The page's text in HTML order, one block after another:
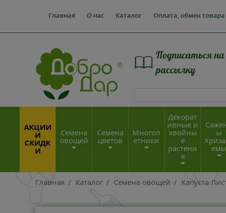
Главная О нас Каталог Оплата, обмен товара
Подписаться на
рассылку
АКЦИИ
И
СКИДК
И
Семена
овощей
Семена
цветов
Многол
етники
Декорат
ивные и
хвойны
е
растени
я
ы
емы
Главная / Каталог / Семена овощей / Капуста